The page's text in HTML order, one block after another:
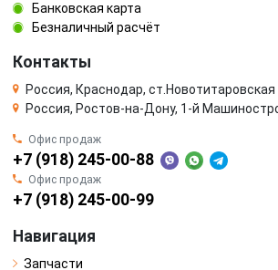
Банковская карта
Безналичный расчёт
Контакты
Россия, Краснодар, ст.Новотитаровская
Россия, Ростов-на-Дону, 1-й
Офис продаж
+7 (918) 245-00-88
Офис продаж
+7 (918) 245-00-99
Навигация
Запчасти